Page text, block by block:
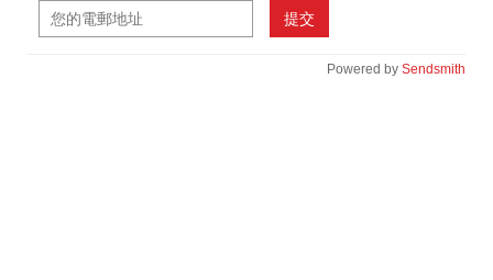
提交
Powered by Sendsmith